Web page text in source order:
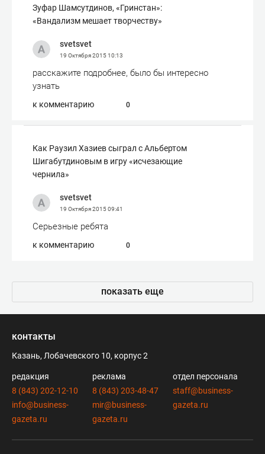
Зуфар Шамсутдинов, «Гринстан»:
«Вандализм мешает творчеству»
svetsvet
19 Октября 201510:13
расскажите подробнее, было бы интересно
узнать
к комментарию 0
Как Раузил Хазиев сыграл с Альбертом
Шигабутдиновым в игру «исчезающие
чернила»
svetsvet
19 Октября 201509:41
Серьезные ребята
к комментарию 0
показать еще
контакты
Казань, Лобачевского 10, корпус 2
редакция
8 (843) 202-12-10
info@business-
gazeta.ru
реклама
8 (843) 203-48-47
mir@business-
gazeta.ru
отдел персонала
staff@business-
gazeta.ru